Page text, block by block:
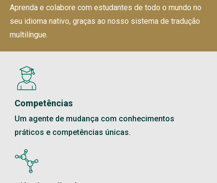
Aprenda e colabore com estudantes de todo o mundo no
seu idioma nativo, graças ao nosso sistema de tradução
multilíngue.
Competências
Um agente de mudança com conhecimentos
práticos e competências únicas.